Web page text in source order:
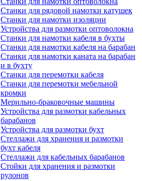
Станки для рядовой намотки катушек
Станки для намотки изоляции
Устройства для размотки оптоволокна
Станки для намотки кабеля в бухты
Станки для намотки кабеля на барабан
Станки для намотки каната на барабан
и в бухту
Станки для перемотки кабеля
Станки для перемотки мебельной
кромки
Мерильно-браковочные машины
Устройства для размотки кабельных
барабанов
Устройства для размотки бухт
Стеллажи для хранения и размотки
бухт кабеля
Стеллажи для кабельных барабанов
Стойки для хранения и размотки
рулонов